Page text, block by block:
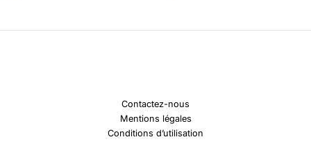
Contactez-nous
Mentions légales
Conditions d’utilisation